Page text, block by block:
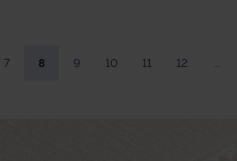
7 8 9 10 11 12